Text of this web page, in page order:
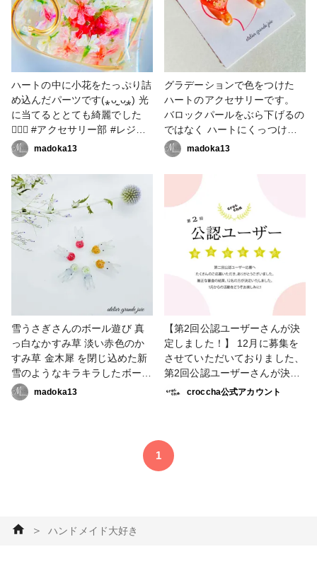
ハートの中に小花をたっぷり詰
め込んだパーツです(⁎ᴗ͈ˬᴗ͈⁎) 光
に当てるととても綺麗でした
♡ྀི #アクセサリー部 #レジン
パーツ #ハンドメイド大好き
#ハンドメイド好きさんと繋が
りたい
madoka13
グラデーションで色をつけた
ハートのアクセサリーです。
バロックパールをぶら下げるの
ではなく ハートにくっつけて
まるでハートのビックリマーク
みたいになりました(＊´艸`) #
作家のためのレジン大賞2023
#ピアス #イヤリング #アクセ
サリー部 #レジン大好き #グラ
デーション #ハート # フラワー
アクセサリー #ハンドメイド大
好き #ハンドメイド好きさんと
繋がりたい #アクセサリー作家
madoka13
雪うさぎさんのボール遊び 真
っ白なかすみ草 淡い赤色のか
すみ草 金木犀 を閉じ込めた新
雪のようなキラキラしたボール
で 遊んでいるような雪うさぎ
のアクセサリーです(*´︶`*) 1／
インスタの投稿にてご確認下さ
好き #アクセサリー作家
madoka13
【第2回公認ユーザーさんが決
定しました！】 12月に募集を
させていただいておりました、
第2回公認ユーザーさんが決定
いたしました。 今回もたくさ
も応募してくださると嬉しいで
す。 公認ユーザーさんをご紹
croccha公式アカウント
1
＞ ハンドメイド大好き